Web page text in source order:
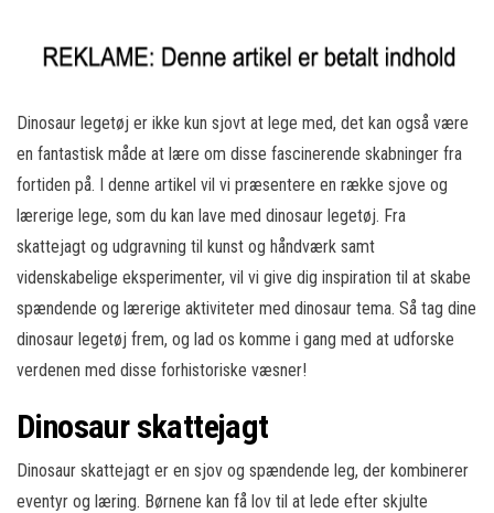
Dinosaur legetøj er ikke kun sjovt at lege med, det kan også være
en fantastisk måde at lære om disse fascinerende skabninger fra
fortiden på. I denne artikel vil vi præsentere en række sjove og
lærerige lege, som du kan lave med dinosaur legetøj. Fra
skattejagt og udgravning til kunst og håndværk samt
videnskabelige eksperimenter, vil vi give dig inspiration til at skabe
spændende og lærerige aktiviteter med dinosaur tema. Så tag dine
dinosaur legetøj frem, og lad os komme i gang med at udforske
verdenen med disse forhistoriske væsner!
Dinosaur skattejagt
Dinosaur skattejagt er en sjov og spændende leg, der kombinerer
eventyr og læring. Børnene kan få lov til at lede efter skjulte